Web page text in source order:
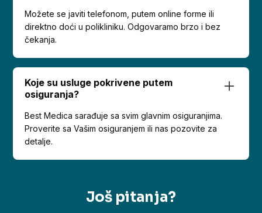
Možete se javiti telefonom, putem online forme ili
direktno doći u polikliniku. Odgovaramo brzo i bez
čekanja.
Koje su usluge pokrivene putem
osiguranja?
Best Medica sarađuje sa svim glavnim osiguranjima.
Proverite sa Vašim osiguranjem ili nas pozovite za
detalje.
Još pitanja?